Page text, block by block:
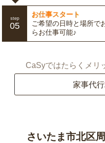
step
05
お仕事スタート
ご希望の日時と場所で
らお仕事可能♪
CaSyではたらくメリ
家事代
さいたま市北区